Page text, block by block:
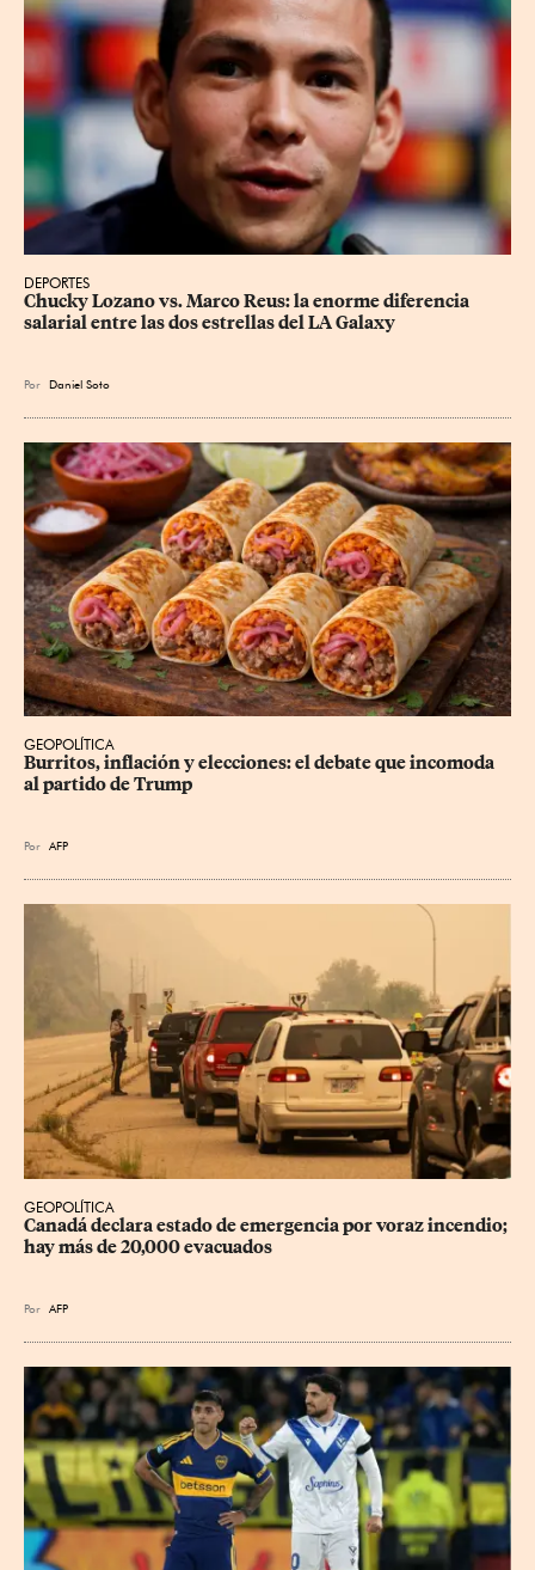
DEPORTES
Chucky Lozano vs. Marco Reus: la enorme diferencia
salarial entre las dos estrellas del LA Galaxy
Por Daniel Soto
GEOPOLÍTICA
Burritos, inflación y elecciones: el debate que incomoda
al partido de Trump
Por AFP
GEOPOLÍTICA
Canadá declara estado de emergencia por voraz incendio;
hay más de 20,000 evacuados
Por AFP